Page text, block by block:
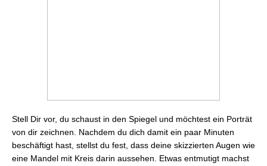
Stell Dir vor, du schaust in den Spiegel und möchtest ein Porträt
von dir zeichnen. Nachdem du dich damit ein paar Minuten
beschäftigt hast, stellst du fest, dass deine skizzierten Augen wie
eine Mandel mit Kreis darin aussehen. Etwas entmutigt machst